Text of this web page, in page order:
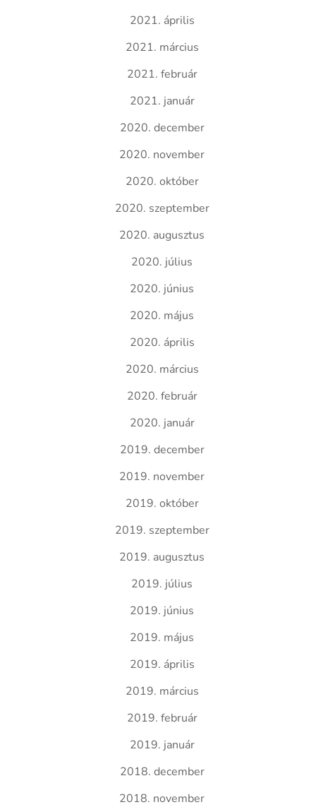
2021. április
2021. március
2021. február
2021. január
2020. december
2020. november
2020. október
2020. szeptember
2020. augusztus
2020. július
2020. június
2020. május
2020. április
2020. március
2020. február
2020. január
2019. december
2019. november
2019. október
2019. szeptember
2019. augusztus
2019. július
2019. június
2019. május
2019. április
2019. március
2019. február
2019. január
2018. december
2018. november